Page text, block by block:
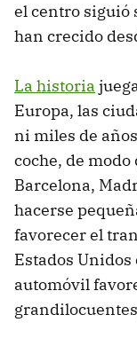
el centro siguió
han crecido
La historia
Europa, las
ni miles de
coche, de modo
Barcelona,
hacerse
favorecer el
Estados
automóvil